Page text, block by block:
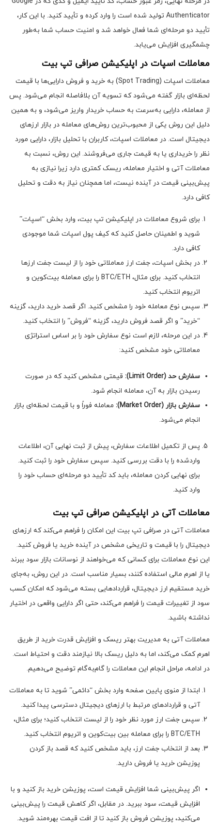
Authenticator تولید شده است را وارد کرده و تأیید کنید. با این کار،
تأیید دو مرحله‌ای شما فعال خواهد شد و امنیت حساب شما به‌طور
چشمگیری افزایش می‌یابد.
معاملات اسپات در اپلیکیشن صرافی تپ بیت
معاملات اسپات (Spot Trading) به خرید و فروش دارایی‌ها با قیمت
لحظه‌ای بازار گفته می‌شود که تسویه آن بلافاصله انجام می‌شود. پس
از معامله، دارایی به‌سرعت به حساب خریدار واریز می‌شود، و به همین
دلیل این روش یکی از محبوب‌ترین روش‌های معامله در بازار ارزهای
دیجیتال است. در معاملات اسپات، کاربران با تحلیل بازار، دارایی مورد
نظر را خریداری یا به قیمت جاری می‌فروشند. این روش، نسبت به
معاملات آتی و اختیار معامله، ریسک کمتری دارد زیرا نیازی به
پیش‌بینی قیمت در آینده نیست، اما همچنان نیاز به دقت و تحلیل
کافی دارد.
برای شروع معاملات در اپلیکیشن تپ بیت، وارد بخش “اسپات”
شوید و اطمینان حاصل کنید که کیف پول اسپات شما موجودی
کافی دارد.
در بخش اسپات، جفت ارز معاملاتی خود را از لیست جفت ارزها
انتخاب کنید. برای مثال، BTC/ETH را برای معامله بیت‌کوین و
اتریوم انتخاب کنید.
سپس نوع معامله خود را مشخص کنید. اگر قصد خرید دارید، گزینه
“خرید” و اگر قصد فروش دارید، گزینه “فروش” را انتخاب کنید.
در این مرحله، لازم است نوع سفارش خود را بر اساس استراتژی
معاملاتی خود مشخص کنید:
سفارش حد (Limit Order
): قیمتی مشخص کنید که در صورت
رسیدن بازار به آن، معامله انجام شود.
سفارش بازار (Market Order
): معامله فوراً و با قیمت لحظه‌ای بازار
انجام می‌شود.
پس از تکمیل اطلاعات سفارش، پیش از ثبت نهایی آن، اطلاعات
واردشده را با دقت بررسی کنید. سپس سفارش خود را ثبت کنید.
برای نهایی کردن معامله، باید کد تأیید دو مرحله‌ای حساب خود را
وارد کنید.
معاملات آتی در اپلیکیشن صرافی تپ بیت
معاملات آتی در صرافی تپ بیت این امکان را فراهم می‌کند که ارزهای
دیجیتال را با قیمت و تاریخی مشخص در آینده خرید یا فروش کنید.
این نوع معاملات برای کسانی که می‌خواهند از نوسانات بازار سود ببرند
یا از اهرم مالی استفاده کنند، بسیار مناسب است. در این روش، به‌جای
خرید مستقیم ارز دیجیتال، قراردادهایی بسته می‌شود که امکان کسب
سود از تغییرات قیمت را فراهم می‌کند، حتی اگر دارایی واقعی در اختیار
نداشته باشید.
معاملات آتی به مدیریت بهتر ریسک و افزایش قدرت خرید از طریق
اهرم کمک می‌کند، اما به دلیل ریسک بالا نیازمند دقت و احتیاط است.
در ادامه، مراحل انجام این معاملات را گام‌به‌گام توضیح می‌دهیم.
ابتدا از منوی پایین صفحه وارد بخش “دائمی” شوید تا به معاملات
آتی و قراردادهای مرتبط با ارزهای دیجیتال دسترسی پیدا کنید.
سپس جفت ارز مورد نظر خود را از لیست انتخاب کنید؛ برای مثال،
BTC/ETH را برای معامله بین بیت‌کوین و اتریوم انتخاب کنید.
بعد از انتخاب جفت ارز، باید مشخص کنید که قصد باز کردن
پوزیشن خرید یا فروش دارید.
اگر پیش‌بینی شما افزایش قیمت است، پوزیشن خرید باز کنید و با
افزایش قیمت، سود ببرید. در مقابل، اگر کاهش قیمت را پیش‌بینی
می‌کنید، پوزیشن فروش باز کنید تا از افت قیمت بهره‌مند شوید.